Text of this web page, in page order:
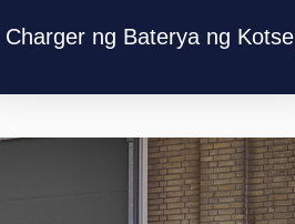
Charger ng Baterya ng Kotse